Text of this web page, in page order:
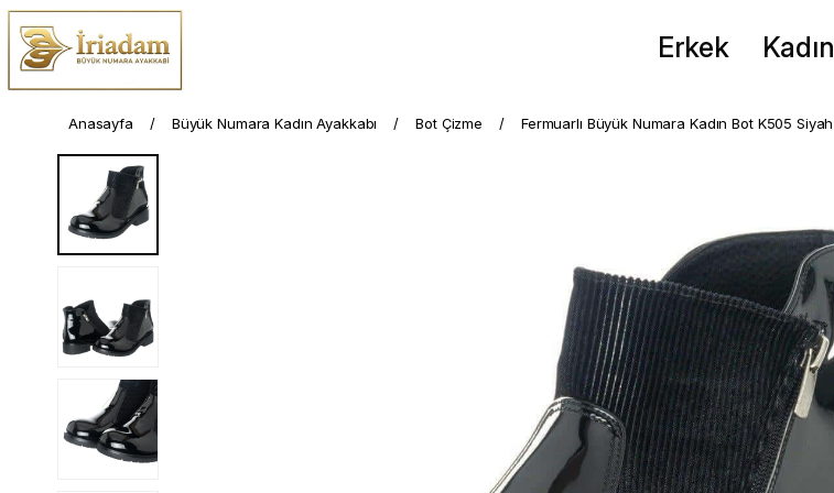
Erkek Kadın
Anasayfa Büyük Numara Kadın Ayakkabı Bot Çizme Fermuarlı Büyük Numara Kadın Bot K505 Siyah